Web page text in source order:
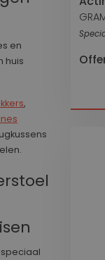
en
huis
,
speciaal